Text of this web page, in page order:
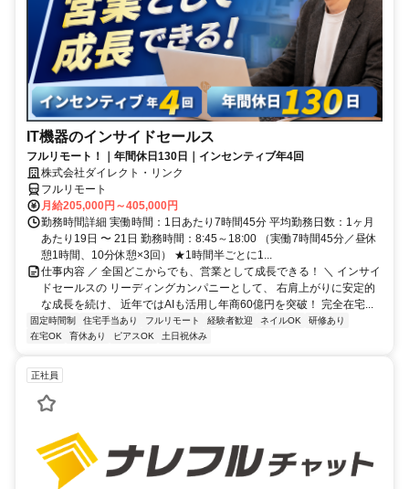
IT機器のインサイドセールス
フルリモート！｜年間休日130日｜インセンティブ年4回
株式会社ダイレクト・リンク
フルリモート
月給205,000円～405,000円
勤務時間詳細 実働時間：1日あたり7時間45分 平均勤務日数：1ヶ月
あたり19日 〜 21日 勤務時間：8:45～18:00 （実働7時間45分／昼休
憩1時間、10分休憩×3回） ★1時間半ごとに1...
仕事内容 ／ 全国どこからでも、営業として成長できる！ ＼ インサイ
ドセールスの リーディングカンパニーとして、 右肩上がりに安定的
な成長を続け、 近年ではAIも活用し年商60億円を突破！ 完全在宅...
固定時間制 住宅手当あり フルリモート 経験者歓迎 ネイルOK
研修あり
在宅OK
育休あり ピアスOK 土日祝休み
正社員